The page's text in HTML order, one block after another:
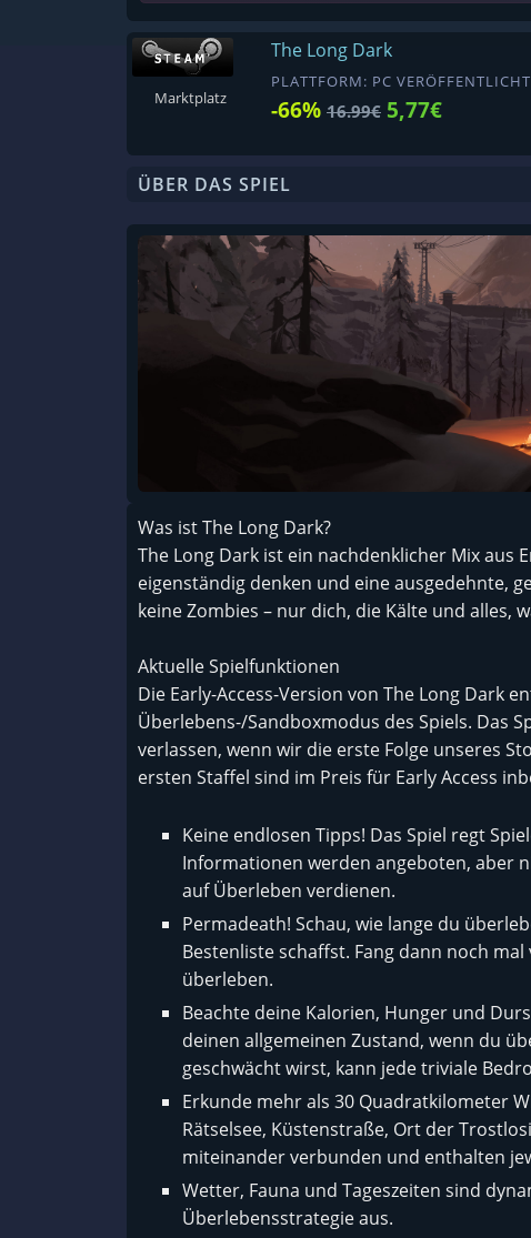
Marktplatz
The Long Dark
PLATTFORM: PC
-66% 16.99€ 5,77€
ÜBER DAS SPIEL
Was ist The Long Dark?
The Long Dark ist ein nachdenklicher Mix aus
eigenständig denken und eine ausgedehnte,
keine Zombies – nur dich, die Kälte und alles,
Aktuelle Spielfunktionen
Die Early-Access-Version von The Long Dark
Überlebens-/Sandboxmodus des Spiels. Das
verlassen, wenn wir die erste Folge unseres
ersten Staffel sind im Preis für Early Access
Keine endlosen Tipps! Das Spiel regt
Informationen werden angeboten, aber
auf Überleben verdienen.
Permadeath! Schau, wie lange du
Bestenliste schaffst. Fang dann noch
überleben.
Beachte deine Kalorien, Hunger und
deinen allgemeinen Zustand, wenn du
geschwächt wirst, kann jede triviale
Erkunde mehr als 30 Quadratkilometer
Rätselsee, Küstenstraße, Ort der
miteinander verbunden und enthalten
Wetter, Fauna und Tageszeiten sind
Überlebensstrategie aus.